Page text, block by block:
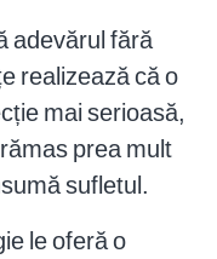
adevărul fără
realizează că o
mai serioasă,
prea mult
sufletul.
le oferă o